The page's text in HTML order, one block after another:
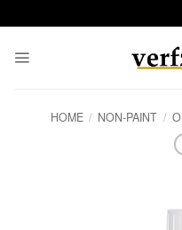
naar
HOME / NON-PAINT /